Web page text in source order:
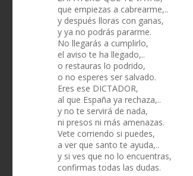
que empiezas a cabrearme,..
y después lloras con ganas,
y ya no podrás pararme.
No llegarás a cumplirlo,
el aviso te ha llegado,..
o restauras lo podrido,
o no esperes ser salvado.
Eres ese DICTADOR,
al que España ya rechaza,..
y no te servirá de nada,
ni presos ni más amenazas.
Vete corriendo si puedes,
a ver que santo te ayuda,..
y si ves que no lo encuentras,
confirmas todas las dudas.